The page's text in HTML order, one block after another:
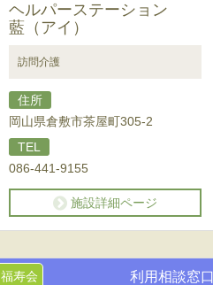
ヘルパーステーション
藍（アイ）
訪問介護
住所
岡山県倉敷市茶屋町305-2
TEL
086-441-9155
施設詳細ページ
福寿会 利用相談窓口